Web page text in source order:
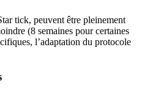
tick, peuvent être pleinement
(8 semaines pour certaines
l’adaptation du protocole